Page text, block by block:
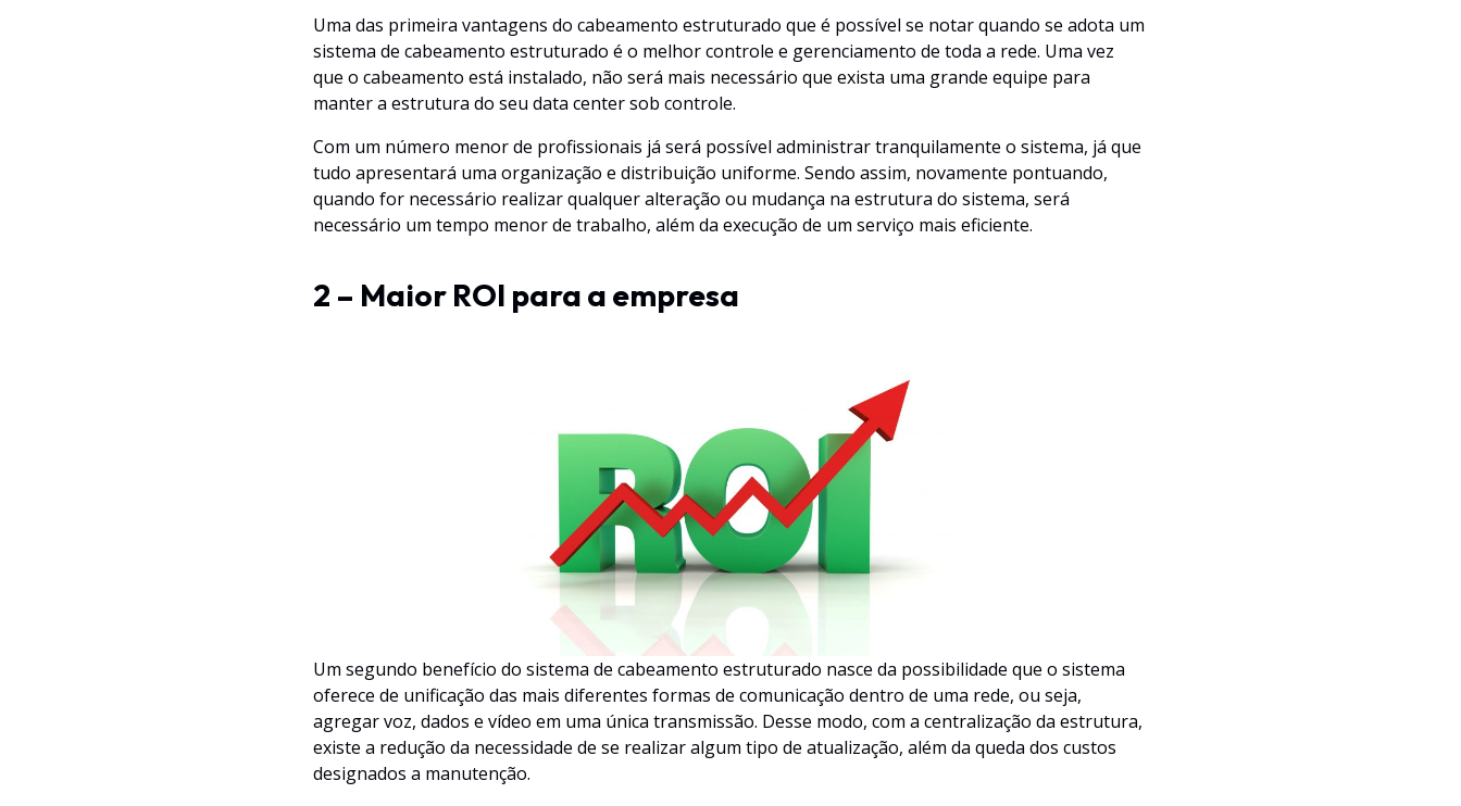
Uma das primeira vantagens do cabeamento estruturado que é possível se notar quando se adota um
sistema de cabeamento estruturado é o melhor controle e gerenciamento de toda a rede. Uma vez
que o cabeamento está instalado, não será mais necessário que exista uma grande equipe para
manter a estrutura do seu data center sob controle.
Com um número menor de profissionais já será possível administrar tranquilamente o sistema, já que
tudo apresentará uma organização e distribuição uniforme. Sendo assim, novamente pontuando,
quando for necessário realizar qualquer alteração ou mudança na estrutura do sistema, será
necessário um tempo menor de trabalho, além da execução de um serviço mais eficiente.
2 – Maior ROI para a empresa
Um segundo benefício do sistema de cabeamento estruturado nasce da possibilidade que o sistema
oferece de unificação das mais diferentes formas de comunicação dentro de uma rede, ou seja,
agregar voz, dados e vídeo em uma única transmissão. Desse modo, com a centralização da estrutura,
existe a redução da necessidade de se realizar algum tipo de atualização, além da queda dos custos
designados a manutenção.